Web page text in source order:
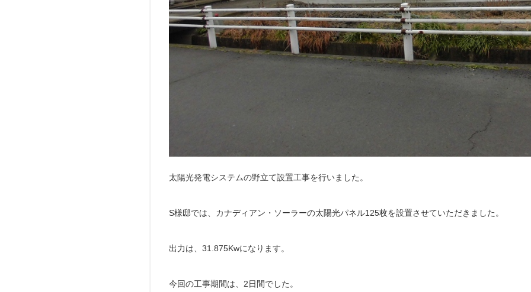
太陽光発電システムの野立て設置工事を行いました。
S様邸では、カナディアン・ソーラーの太陽光パネル125枚を設置させていただきました。
出力は、31.875Kwになります。
今回の工事期間は、2日間でした。